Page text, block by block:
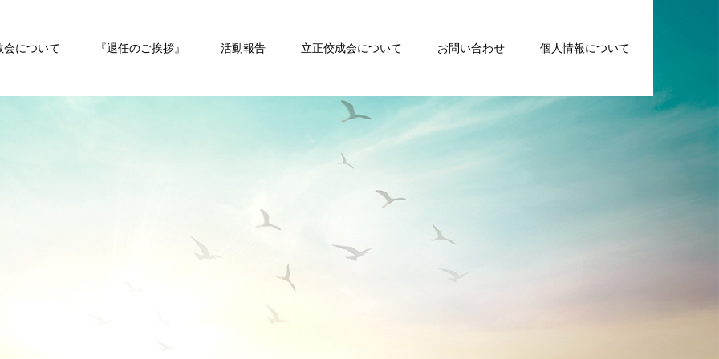
会について 『退任のご挨拶』 活動報告 立正佼成会について お問い合わせ 個人情報について